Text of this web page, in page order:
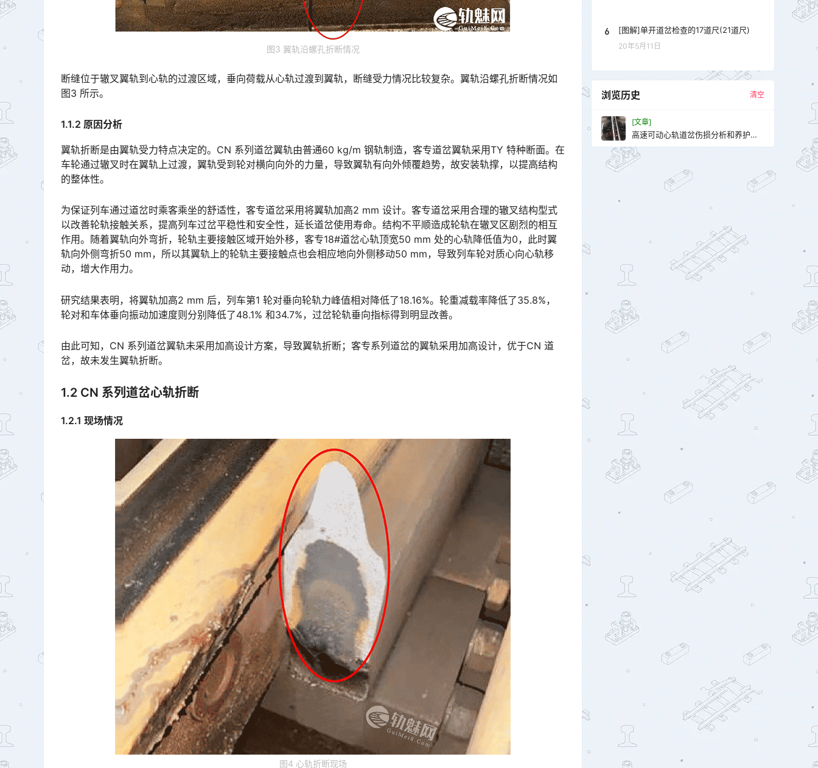
图3 翼轨沿螺孔折断情况
断缝位于辙叉翼轨到心轨的过渡区域，垂向荷载从心轨过渡到翼轨，断缝受力情况比较复杂。翼轨沿螺孔折断情况如
图3 所示。
1.1.2 原因分析
翼轨折断是由翼轨受力特点决定的。CN 系列道岔翼轨由普通60 kg/m 钢轨制造，客专道岔翼轨采用TY 特种断面。在
车轮通过辙叉时在翼轨上过渡，翼轨受到轮对横向向外的力量，导致翼轨有向外倾覆趋势，故安装轨撑，以提高结构
的整体性。󠅅󠅃󠄵󠅂󠄪󠇖󠆨󠆨󠇕󠆞󠆒󠅬󠇘󠆭󠆘󠇙󠆝󠅵󠇗󠆭󠆁󠄐󠇗󠅹󠅸󠇖󠆍󠅳󠇖󠅹󠅰󠇖󠆌󠅹
为保证列车通过道岔时乘客乘坐的舒适性，客专道岔采用将翼轨加高2 mm 设计。客专道岔采用合理的辙叉结构型式
以改善轮轨接触关系，提高列车过岔平稳性和安全性，延长道岔使用寿命。结构不平顺造成轮轨在辙叉区剧烈的相互
作用。随着翼轨向外弯折，轮轨主要接触区域开始外移，客专18#道岔心轨顶宽50 mm 处的心轨降低值为0，此时翼
轨向外侧弯折50 mm，所以其翼轨上的轮轨主要接触点也会相应地向外侧移动50 mm，导致列车轮对质心向心轨移
动，增大作用力。󠅅󠅃󠄵󠅂󠄪󠇖󠆨󠆨󠇕󠆞󠆒󠅬󠇘󠆭󠆘󠇙󠆝󠅵󠇗󠆭󠆁󠄐󠇗󠅹󠅸󠇖󠆍󠅳󠇖󠅹󠅰󠇖󠆌󠅹
研究结果表明，将翼轨加高2 mm 后，列车第1 轮对垂向轮轨力峰值相对降低了18.16%。轮重减载率降低了35.8%，
轮对和车体垂向振动加速度则分别降低了48.1% 和34.7%，过岔轮轨垂向指标得到明显改善。󠅅󠅃󠄵󠅂󠄪󠇖󠆨󠆨󠇕󠆞󠆒󠅬󠇘󠆭󠆘󠇙󠆝󠅵󠇗󠆭󠆁󠄐󠇗󠅹󠅸󠇖󠆍󠅳󠇖󠅹󠅰󠇖󠆌󠅹
由此可知，CN 系列道岔翼轨未采用加高设计方案，导致翼轨折断；客专系列道岔的翼轨采用加高设计，优于CN 道
岔，故未发生翼轨折断。
1.2 CN 系列道岔心轨折断
1.2.1 现场情况
图4 心轨折断现场
6 [图解]单开道岔检查的17道尺(21道尺)
20年5月11日
浏览历史 清空
[文章]
高速可动心轨道岔伤损分析和养护维
修